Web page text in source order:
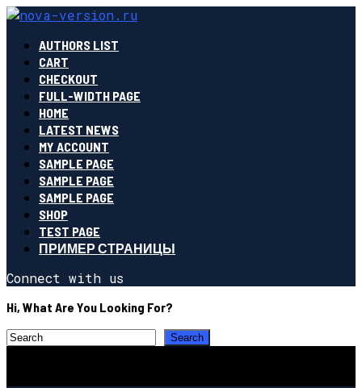
AUTHORS LIST
CART
CHECKOUT
FULL-WIDTH PAGE
HOME
LATEST NEWS
MY ACCOUNT
SAMPLE PAGE
SAMPLE PAGE
SAMPLE PAGE
SHOP
TEST PAGE
ПРИМЕР СТРАНИЦЫ
Connect with us
Hi, What Are You Looking For?